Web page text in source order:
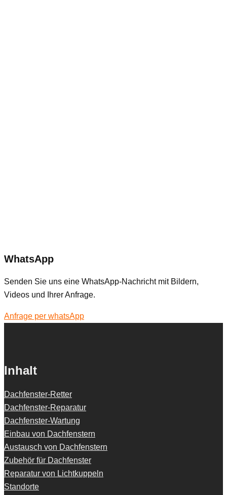
WhatsApp
Senden Sie uns eine WhatsApp-Nachricht mit Bildern,
Videos und Ihrer Anfrage.
Anfrage per whatsApp
Inhalt
Dachfenster-Retter
Dachfenster-Reparatur
Dachfenster-Wartung
Einbau von Dachfenstern
Austausch von Dachfenstern
Zubehör für Dachfenster
Reparatur von Lichtkuppeln
Standorte